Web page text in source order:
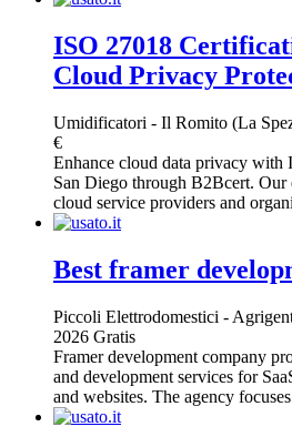
ISO 27018
Cloud Privacy
Umidificatori - Il Romito (La
€
Enhance cloud data privacy
San Diego through B2Bcert. Our
cloud service providers and
Best framer
Piccoli Elettrodomestici -
2026 Gratis
Framer development company
and development services for
and websites. The agency